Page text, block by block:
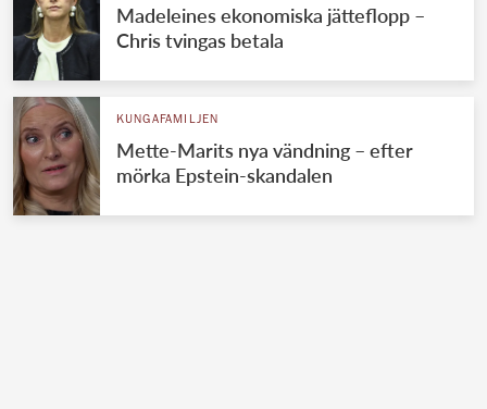
Madeleines ekonomiska jätteflopp –
Chris tvingas betala
KUNGAFAMILJEN
Mette-Marits nya vändning – efter
mörka Epstein-skandalen